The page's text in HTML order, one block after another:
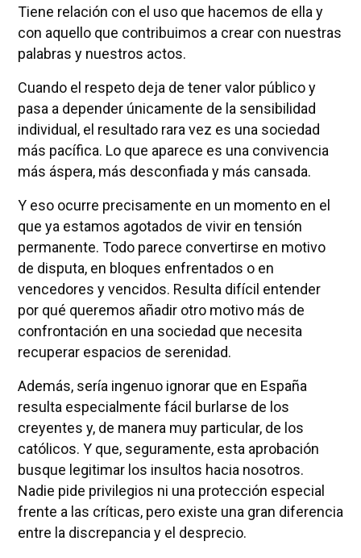
Tiene relación con el uso que hacemos de ella y
con aquello que contribuimos a crear con nuestras
palabras y nuestros actos.
Cuando el respeto deja de tener valor público y
pasa a depender únicamente de la sensibilidad
individual, el resultado rara vez es una sociedad
más pacífica. Lo que aparece es una convivencia
más áspera, más desconfiada y más cansada.
Y eso ocurre precisamente en un momento en el
que ya estamos agotados de vivir en tensión
permanente. Todo parece convertirse en motivo
de disputa, en bloques enfrentados o en
vencedores y vencidos. Resulta difícil entender
por qué queremos añadir otro motivo más de
confrontación en una sociedad que necesita
recuperar espacios de serenidad.
Además, sería ingenuo ignorar que en España
resulta especialmente fácil burlarse de los
creyentes y, de manera muy particular, de los
católicos. Y que, seguramente, esta aprobación
busque legitimar los insultos hacia nosotros.
Nadie pide privilegios ni una protección especial
frente a las críticas, pero existe una gran diferencia
entre la discrepancia y el desprecio.